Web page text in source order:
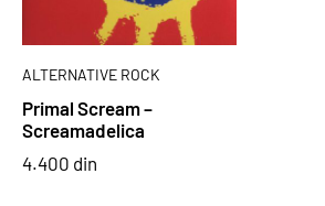
ALTERNATIVE ROCK
Primal Scream –
Screamadelica
4.400 din